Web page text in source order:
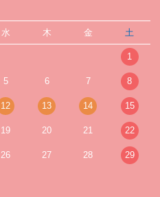
水 木 金 土
1
5 6 7 8
12 13 14 15
19 20 21 22
26 27 28 29